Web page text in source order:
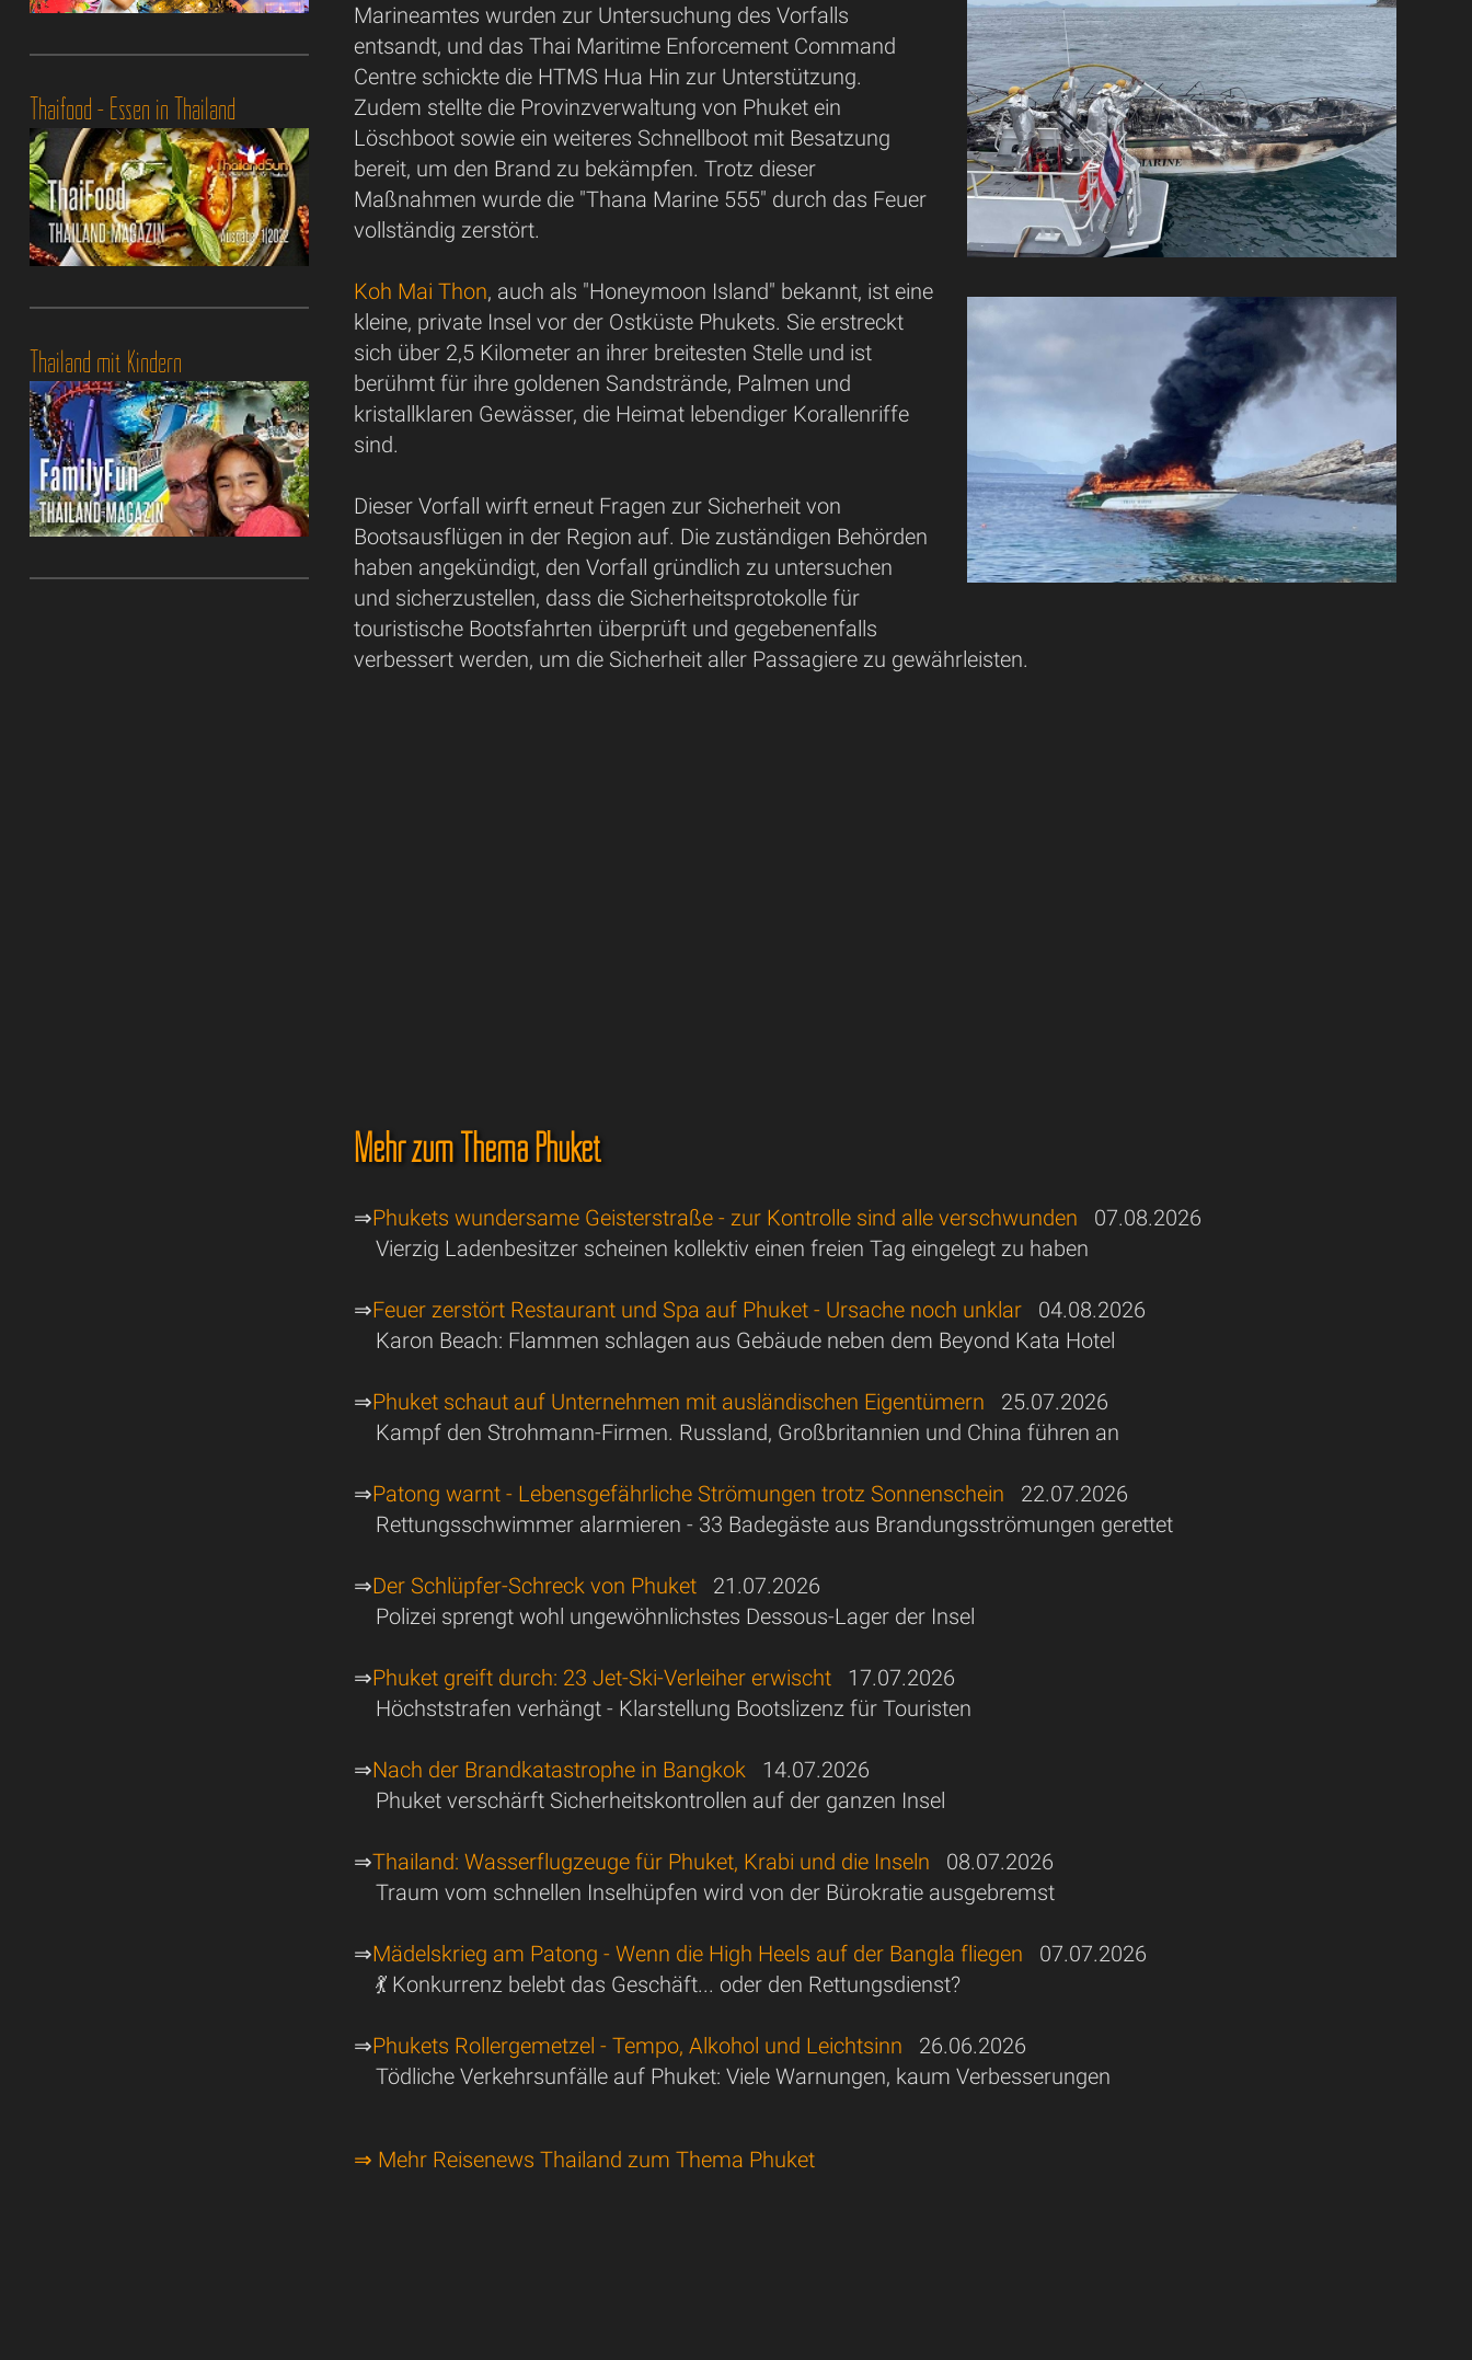
Marineamtes wurden zur Untersuchung des Vorfalls
entsandt, und das Thai Maritime Enforcement Command
Centre schickte die HTMS Hua Hin zur Unterstützung.
Zudem stellte die Provinzverwaltung von Phuket ein
Löschboot sowie ein weiteres Schnellboot mit Besatzung
bereit, um den Brand zu bekämpfen. Trotz dieser
Maßnahmen wurde die "Thana Marine 555" durch das Feuer
vollständig zerstört.
Koh Mai Thon, auch als "Honeymoon Island" bekannt, ist eine
kleine, private Insel vor der Ostküste Phukets. Sie erstreckt
sich über 2,5 Kilometer an ihrer breitesten Stelle und ist
berühmt für ihre goldenen Sandstrände, Palmen und
kristallklaren Gewässer, die Heimat lebendiger Korallenriffe
sind.
Dieser Vorfall wirft erneut Fragen zur Sicherheit von
Bootsausflügen in der Region auf. Die zuständigen Behörden
haben angekündigt, den Vorfall gründlich zu untersuchen
und sicherzustellen, dass die Sicherheitsprotokolle für
touristische Bootsfahrten überprüft und gegebenenfalls
verbessert werden, um die Sicherheit aller Passagiere zu gewährleisten.
Mehr zum Thema Phuket
⇒Phukets wundersame Geisterstraße - zur Kontrolle sind alle verschwunden 07.08.2026
Vierzig Ladenbesitzer scheinen kollektiv einen freien Tag eingelegt zu haben
⇒Feuer zerstört Restaurant und Spa auf Phuket - Ursache noch unklar 04.08.2026
Karon Beach: Flammen schlagen aus Gebäude neben dem Beyond Kata Hotel
⇒Phuket schaut auf Unternehmen mit ausländischen Eigentümern 25.07.2026
Kampf den Strohmann-Firmen. Russland, Großbritannien und China führen an
⇒Patong warnt - Lebensgefährliche Strömungen trotz Sonnenschein 22.07.2026
Rettungsschwimmer alarmieren - 33 Badegäste aus Brandungsströmungen gerettet
⇒Der Schlüpfer-Schreck von Phuket 21.07.2026
Polizei sprengt wohl ungewöhnlichstes Dessous-Lager der Insel
⇒Phuket greift durch: 23 Jet-Ski-Verleiher erwischt 17.07.2026
Höchststrafen verhängt - Klarstellung Bootslizenz für Touristen
⇒Nach der Brandkatastrophe in Bangkok 14.07.2026
Phuket verschärft Sicherheitskontrollen auf der ganzen Insel
⇒Thailand: Wasserflugzeuge für Phuket, Krabi und die Inseln 08.07.2026
Traum vom schnellen Inselhüpfen wird von der Bürokratie ausgebremst
⇒Mädelskrieg am Patong - Wenn die High Heels auf der Bangla fliegen 07.07.2026
💃 Konkurrenz belebt das Geschäft... oder den Rettungsdienst?
⇒Phukets Rollergemetzel - Tempo, Alkohol und Leichtsinn 26.06.2026
Tödliche Verkehrsunfälle auf Phuket: Viele Warnungen, kaum Verbesserungen
⇒ Mehr Reisenews Thailand zum Thema Phuket
Thaifood - Essen in Thailand
Thailand mit Kindern